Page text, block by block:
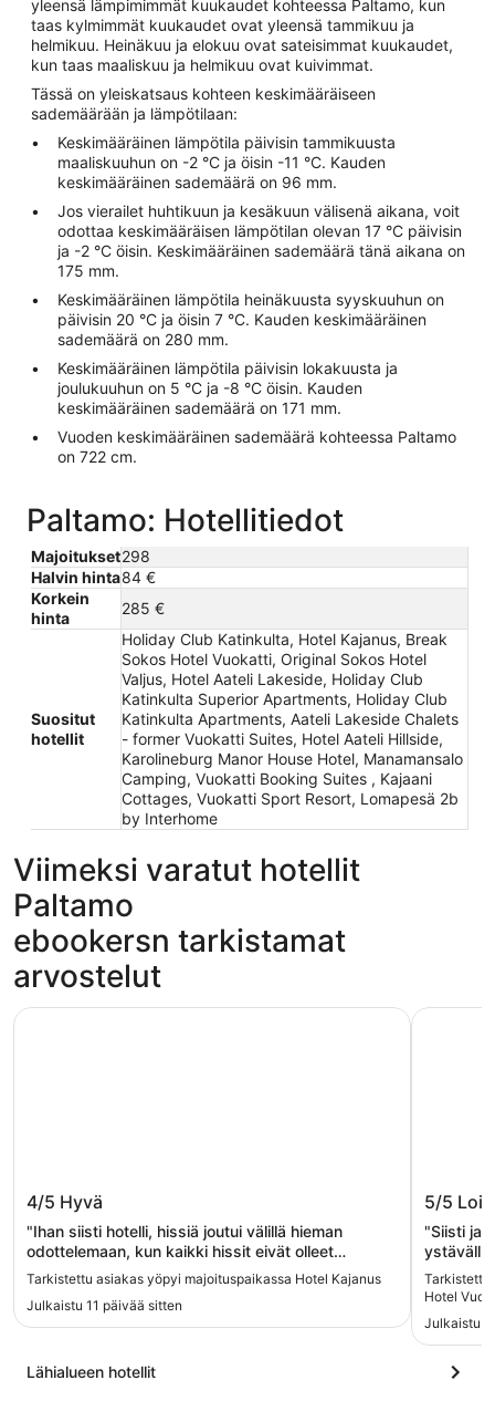
yleensä lämpimimmät kuukaudet kohteessa Paltamo, kun
taas kylmimmät kuukaudet ovat yleensä tammikuu ja
helmikuu. Heinäkuu ja elokuu ovat sateisimmat kuukaudet,
kun taas maaliskuu ja helmikuu ovat kuivimmat.
Tässä on yleiskatsaus kohteen keskimääräiseen
sademäärään ja lämpötilaan:
Keskimääräinen lämpötila päivisin tammikuusta
maaliskuuhun on -2 °C ja öisin -11 °C. Kauden
keskimääräinen sademäärä on 96 mm.
Jos vierailet huhtikuun ja kesäkuun välisenä aikana, voit
odottaa keskimääräisen lämpötilan olevan 17 °C päivisin
ja -2 °C öisin. Keskimääräinen sademäärä tänä aikana on
175 mm.
Keskimääräinen lämpötila heinäkuusta syyskuuhun on
päivisin 20 °C ja öisin 7 °C. Kauden keskimääräinen
sademäärä on 280 mm.
Keskimääräinen lämpötila päivisin lokakuusta ja
joulukuuhun on 5 °C ja -8 °C öisin. Kauden
keskimääräinen sademäärä on 171 mm.
Vuoden keskimääräinen sademäärä kohteessa Paltamo
on 722 cm.
Paltamo: Hotellitiedot
Majoitukset298
Halvin hinta84 €
Korkein
hinta
285 €
Suositut
hotellit
Holiday Club Katinkulta, Hotel Kajanus, Break
Sokos Hotel Vuokatti, Original Sokos Hotel
Valjus, Hotel Aateli Lakeside, Holiday Club
Katinkulta Superior Apartments, Holiday Club
Katinkulta Apartments, Aateli Lakeside Chalets
- former Vuokatti Suites, Hotel Aateli Hillside,
Karolineburg Manor House Hotel, Manamansalo
Camping, Vuokatti Booking Suites , Kajaani
Cottages, Vuokatti Sport Resort, Lomapesä 2b
by Interhome
Viimeksi varatut hotellit
Paltamo
ebookersn tarkistamat
arvostelut
Hotel Kajanus
4/5 Hyvä
"Ihan siisti hotelli, hissiä joutui välillä hieman
odottelemaan, kun kaikki hissit eivät olleet
käytössä. välillä olisi portaita pitkin ollut
nopeammmin toisessa kerroksessa, jos vain ne
portaat olisi olleet helposti saatavilla. Henkilökunta
oli todella ystävällistä ja avuliasta. Maksuton
autolla matkaavalle, vaikka keskusta on aivan
Tarkistettu asiakas yöpyi majoituspaikassa Hotel Kajanus
Julkaistu 11 päivää sitten
Hotel Kajanus
Break
5/5
"Siisti ja
Lapset
Tarkistettu
Hotel
Julkaistu
Break
Lähialueen hotellit